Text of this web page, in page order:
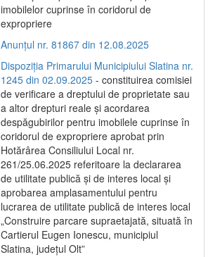
imobilelor cuprinse în coridorul de
expropriere
Anunțul nr. 81867 din 12.08.2025
Dispoziția Primarului Municipiului Slatina nr.
1245 din 02.09.2025 - constituirea comisiei
de verificare a dreptului de proprietate sau
a altor drepturi reale și acordarea
despăgubirilor pentru imobilele cuprinse în
coridorul de expropriere aprobat prin
Hotărârea Consiliului Local nr.
261/25.06.2025 referitoare la declararea
de utilitate publică și de interes local și
aprobarea amplasamentului pentru
lucrarea de utilitate publică de interes local
„Construire parcare supraetajată, situată în
Cartierul Eugen Ionescu, municipiul
Slatina, județul Olt”